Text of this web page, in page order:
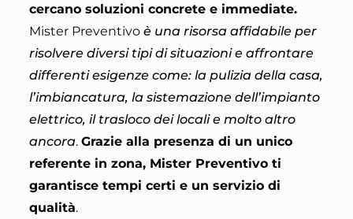
cercano soluzioni concrete e immediate.
Mister Preventivo è una risorsa affidabile per
risolvere diversi tipi di situazioni e affrontare
differenti esigenze come: la pulizia della casa,
l’imbiancatura, la sistemazione dell’impianto
elettrico, il trasloco dei locali e molto altro
ancora. Grazie alla presenza di un unico
referente in zona, Mister Preventivo ti
garantisce tempi certi e un servizio di
qualità.